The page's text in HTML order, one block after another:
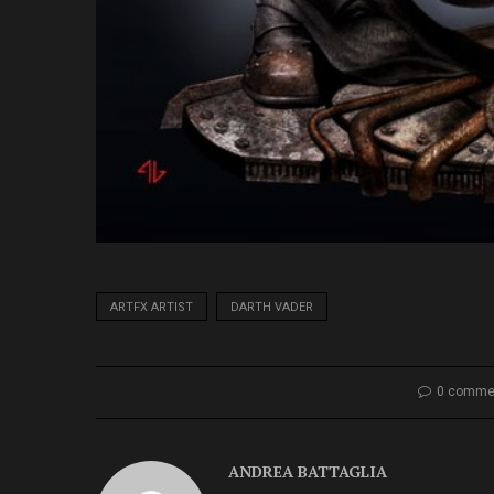
ARTFX ARTIST DARTH VADER
0
ANDREA BATTAGLIA